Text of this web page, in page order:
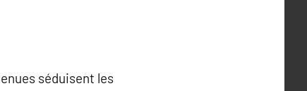
séduisent les